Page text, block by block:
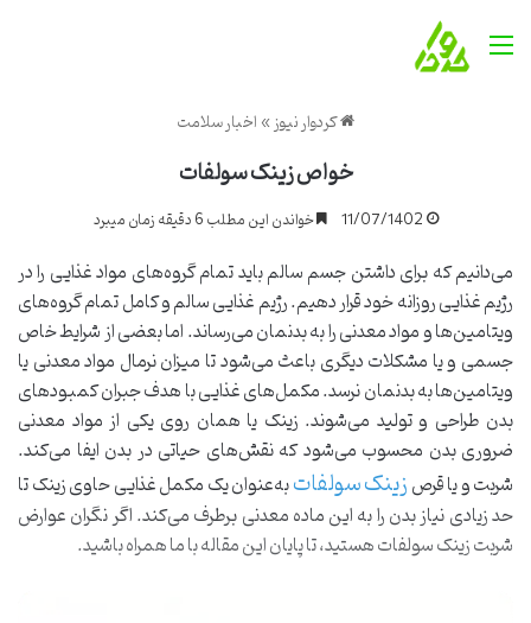
منو
کردوار نیوز»اخبار سلامت
خواص زینک سولفات
11/07/1402 خواندن این مطلب 6 دقیقه زمان میبرد
می‌دانیم که برای داشتن جسم سالم باید تمام گروه‌های مواد غذایی را در
رژیم غذایی روزانه خود قرار دهیم. رژیم غذایی سالم و کامل تمام گروه‌های
ویتامین‌ها و مواد معدنی را به بدنمان می‌رساند. اما بعضی از شرایط خاص
جسمی و یا مشکلات دیگری باعث می‌شود تا میزان نرمال مواد معدنی یا
ویتامین‌ها به بدنمان نرسد. مکمل‌های غذایی با هدف جبران کمبودهای
بدن طراحی و تولید می‌شوند. زینک یا همان روی یکی از مواد معدنی
ضروری بدن محسوب می‌شود که نقش‌های حیاتی در بدن ایفا می‌کند.
شربت و یا قرصزینک سولفاتبه‌عنوان یک مکمل غذایی حاوی زینک تا
حد زیادی نیاز بدن را به این ماده معدنی برطرف می‌کند. اگر نگران عوارض
شربت زینک سولفات هستید، تا پایان این مقاله با ما همراه باشید.